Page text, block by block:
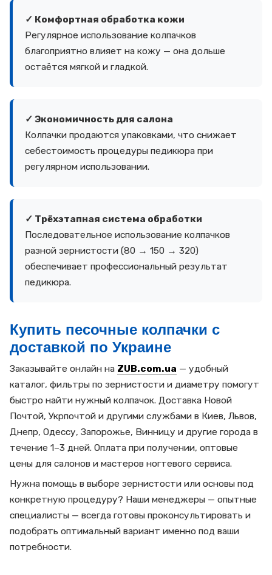
✓ Комфортная обработка кожи
Регулярное использование колпачков
благоприятно влияет на кожу — она дольше
остаётся мягкой и гладкой.
✓ Экономичность для салона
Колпачки продаются упаковками, что снижает
себестоимость процедуры педикюра при
регулярном использовании.
✓ Трёхэтапная система обработки
Последовательное использование колпачков
разной зернистости (80 → 150 → 320)
обеспечивает профессиональный результат
педикюра.
Купить песочные колпачки с
доставкой по Украине
Заказывайте онлайн на ZUB.com.ua — удобный
каталог, фильтры по зернистости и диаметру помогут
быстро найти нужный колпачок. Доставка Новой
Почтой, Укрпочтой и другими службами в Киев, Львов,
Днепр, Одессу, Запорожье, Винницу и другие города в
течение 1–3 дней. Оплата при получении, оптовые
цены для салонов и мастеров ногтевого сервиса.
Нужна помощь в выборе зернистости или основы под
конкретную процедуру? Наши менеджеры — опытные
специалисты — всегда готовы проконсультировать и
подобрать оптимальный вариант именно под ваши
потребности.